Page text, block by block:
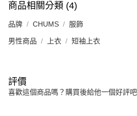
商品相關分類 (4)
品牌 CHUMS 服飾
男性商品 上衣 短袖上衣
評價
喜歡這個商品嗎？購買後給他一個好評吧